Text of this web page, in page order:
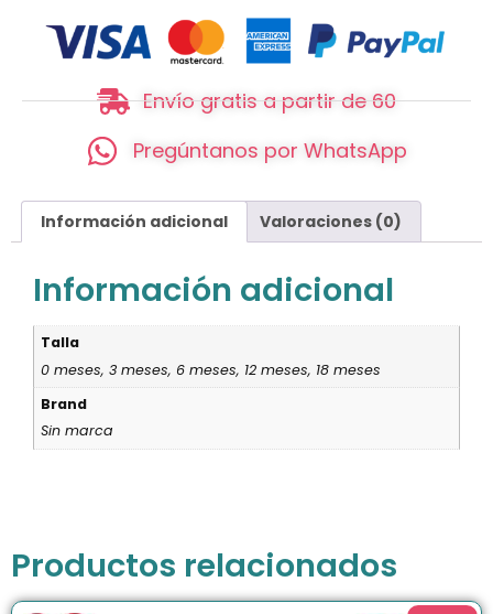
Envío gratis a partir de 60
Pregúntanos por WhatsApp
Información adicional Valoraciones (0)
Información adicional
Talla
0 meses, 3 meses, 6 meses, 12 meses, 18 meses
Brand
Sin marca
Productos relacionados